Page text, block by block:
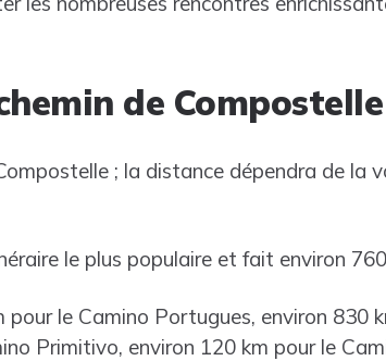
de Compostelle
; la distance dépendra de la
le plus populaire et fait environ
le Camino Portugues, environ 830
Primitivo, environ 120 km pour le